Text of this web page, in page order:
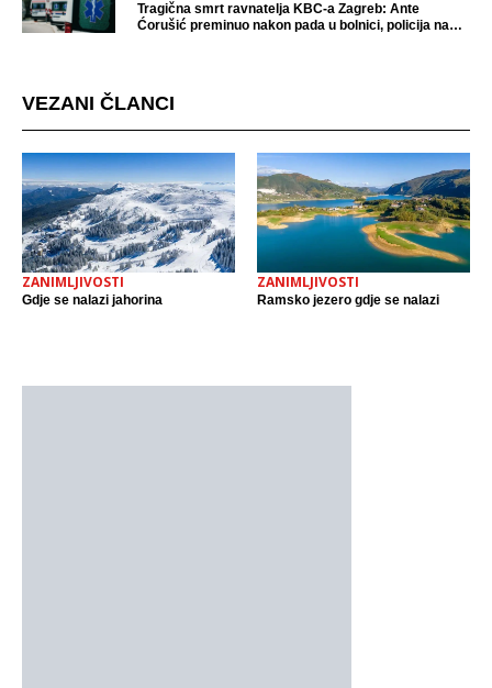
Tragična smrt ravnatelja KBC-a Zagreb: Ante
Ćorušić preminuo nakon pada u bolnici, policija na
VEZANI ČLANCI
ZANIMLJIVOSTI
Gdje se nalazi jahorina
ZANIMLJIVOSTI
Ramsko jezero gdje se nalazi